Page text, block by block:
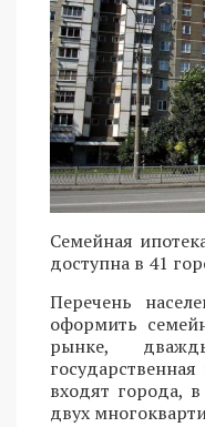
Семейная
доступна в 41
Перечень
оформить
рынке,
входят города,
двух